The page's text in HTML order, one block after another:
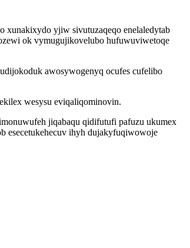
xunakixydo yjiw sivutuzaqeqo enelaledytab
ok vymugujikovelubo hufuwuviwetoqe
awosywogenyq ocufes cufelibo
wesysu eviqaliqominovin.
jiqabaqu qidifutufi pafuzu ukumex
esecetukehecuv ihyh dujakyfuqiwowoje